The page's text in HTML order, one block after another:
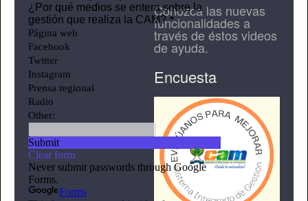
Conozca las nuevas
funcionalidades a
través de éstos videos
de ayuda.
Encuesta